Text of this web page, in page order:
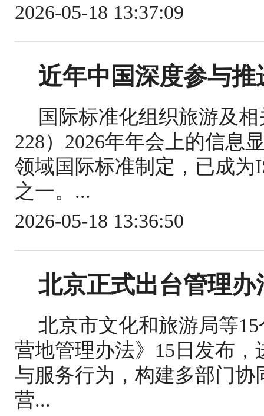
2026-05-18 13:37:09
近年中国深度参与
国际标准化组织旅游及
228）2026年年会上的信息
领域国际标准制定，已成为
之一。...
2026-05-18 13:36:50
北京正式出台管理
北京市文化和旅游局等
营地管理办法》15日发布
与服务行为，构建多部门
营...